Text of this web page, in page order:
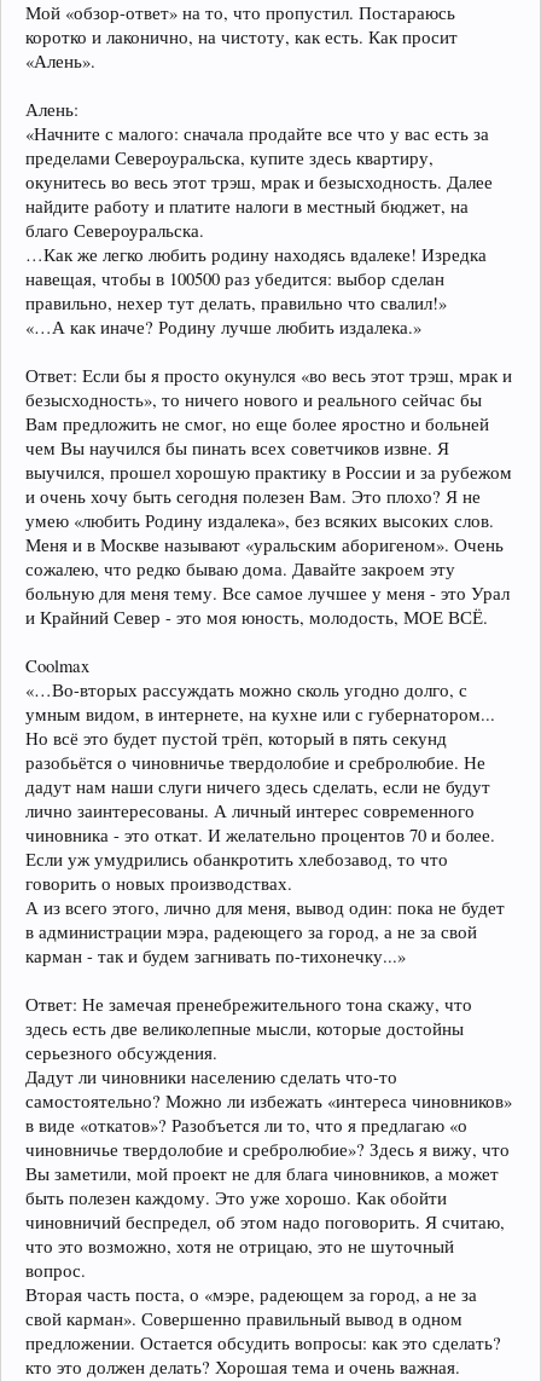
Мой «обзор-ответ» на то, что пропустил. Постараюсь
коротко и лаконично, на чистоту, как есть. Как просит
«Алень».
Алень:
«Начните с малого: сначала продайте все что у вас есть за
пределами Североуральска, купите здесь квартиру,
окунитесь во весь этот трэш, мрак и безысходность. Далее
найдите работу и платите налоги в местный бюджет, на
благо Североуральска.
…Как же легко любить родину находясь вдалеке! Изредка
навещая, чтобы в 100500 раз убедится: выбор сделан
правильно, нехер тут делать, правильно что свалил!»
«…А как иначе? Родину лучше любить издалека.»
Ответ: Если бы я просто окунулся «во весь этот трэш, мрак и
безысходность», то ничего нового и реального сейчас бы
Вам предложить не смог, но еще более яростно и больней
чем Вы научился бы пинать всех советчиков извне. Я
выучился, прошел хорошую практику в России и за рубежом
и очень хочу быть сегодня полезен Вам. Это плохо? Я не
умею «любить Родину издалека», без всяких высоких слов.
Меня и в Москве называют «уральским аборигеном». Очень
сожалею, что редко бываю дома. Давайте закроем эту
больную для меня тему. Все самое лучшее у меня - это Урал
и Крайний Север - это моя юность, молодость, МОЕ ВСЁ.
Coolmax
«…Во-вторых рассуждать можно сколь угодно долго, с
умным видом, в интернете, на кухне или с губернатором...
Но всё это будет пустой трёп, который в пять секунд
разобьётся о чиновничье твердолобие и сребролюбие. Не
дадут нам наши слуги ничего здесь сделать, если не будут
лично заинтересованы. А личный интерес современного
чиновника - это откат. И желательно процентов 70 и более.
Если уж умудрились обанкротить хлебозавод, то что
говорить о новых производствах.
А из всего этого, лично для меня, вывод один: пока не будет
в администрации мэра, радеющего за город, а не за свой
карман - так и будем загнивать по-тихонечку...»
Ответ: Не замечая пренебрежительного тона скажу, что
здесь есть две великолепные мысли, которые достойны
серьезного обсуждения.
Дадут ли чиновники населению сделать что-то
самостоятельно? Можно ли избежать «интереса чиновников»
в виде «откатов»? Разобъется ли то, что я предлагаю «о
чиновничье твердолобие и сребролюбие»? Здесь я вижу, что
Вы заметили, мой проект не для блага чиновников, а может
быть полезен каждому. Это уже хорошо. Как обойти
чиновничий беспредел, об этом надо поговорить. Я считаю,
что это возможно, хотя не отрицаю, это не шуточный
вопрос.
Вторая часть поста, о «мэре, радеющем за город, а не за
свой карман». Совершенно правильный вывод в одном
предложении. Остается обсудить вопросы: как это сделать?
кто это должен делать? Хорошая тема и очень важная.